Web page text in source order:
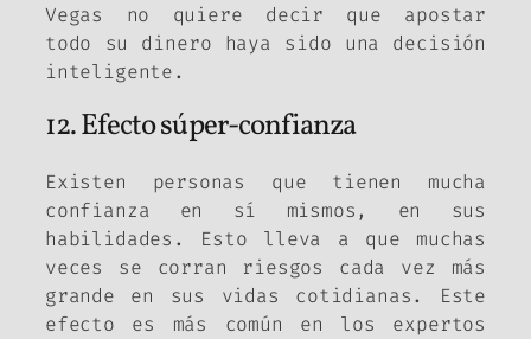
Vegas no quiere decir que apostar
todo su dinero haya sido una decisión
inteligente.
12. Efecto súper-confianza
Existen personas que tienen mucha
confianza en sí mismos, en sus
habilidades. Esto lleva a que muchas
veces se corran riesgos cada vez más
grande en sus vidas cotidianas. Este
efecto es más común en los expertos